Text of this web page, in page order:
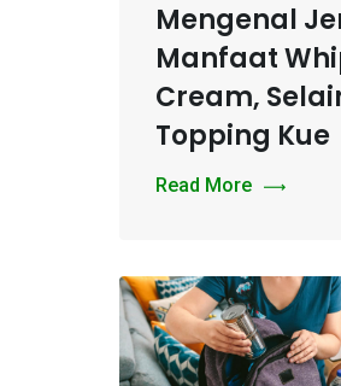
Mengenal
Manfaat
Cream,
Topping Kue
Read More